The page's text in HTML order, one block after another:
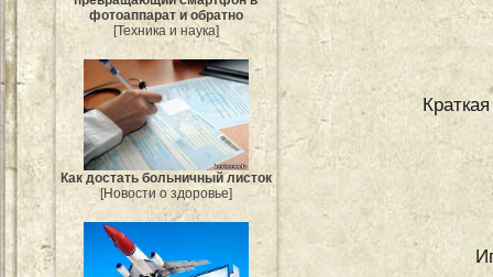
фотоаппарат и обратно
[Техника и наука]
Как достать больничный листок
[Новости о здоровье]